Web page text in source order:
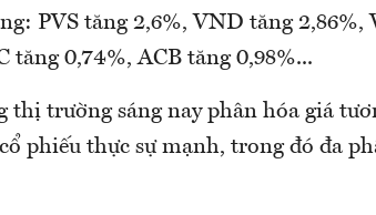
PVS tăng 2,6%, VND tăng 2,86%,
tăng 0,74%, ACB tăng 0,98%...
thị trường sáng nay phân hóa giá
phiếu thực sự mạnh, trong đó đa